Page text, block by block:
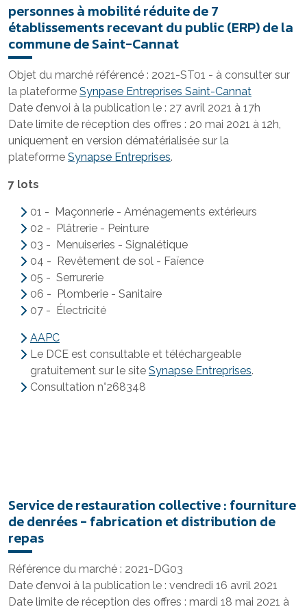
personnes à mobilité réduite de 7
établissements recevant du public (ERP) de la
commune de Saint-Cannat
Objet du marché référencé : 2021-ST01 - à consulter sur
la plateforme Synpase Entreprises Saint-Cannat
Date d’envoi à la publication le : 27 avril 2021 à 17h
Date limite de réception des offres : 20 mai 2021 à 12h,
uniquement en version dématérialisée sur la
plateforme Synapse Entreprises.
7 lots
01 - Maçonnerie - Aménagements extérieurs
02 - Plâtrerie - Peinture
03 - Menuiseries - Signalétique
04 - Revêtement de sol - Faïence
05 - Serrurerie
06 - Plomberie - Sanitaire
07 - Électricité
AAPC
Le DCE est consultable et téléchargeable
gratuitement sur le site Synapse Entreprises.
Consultation n°268348
Service de restauration collective : fourniture
de denrées - fabrication et distribution de
repas
Référence du marché : 2021-DG03
Date d’envoi à la publication le : vendredi 16 avril 2021
Date limite de réception des offres : mardi 18 mai 2021 à